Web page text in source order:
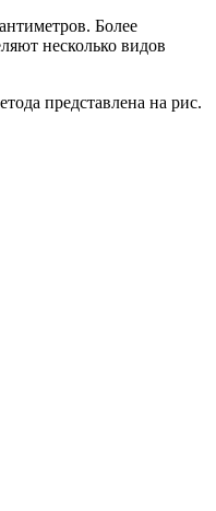
Более
несколько видов
представлена на рис.